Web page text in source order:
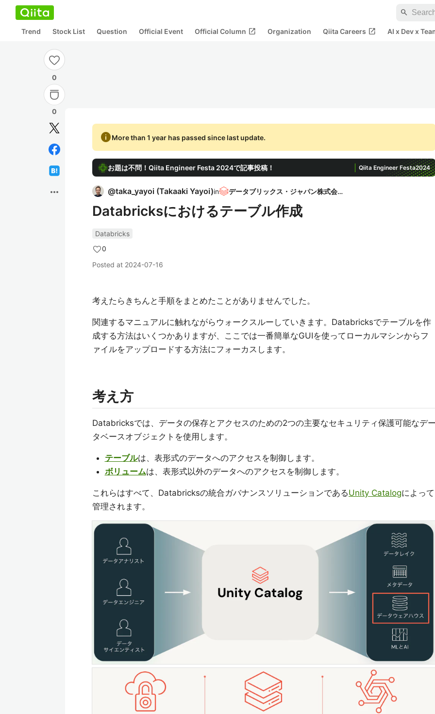
search
Trend Stock List Question Official Event Official Column open_in_new Organization Qiita Careers open_in_new AI x Dev x
0
0
more_horiz
infoMore than 1 year has passed since last update.
お題は不問！Qiita Engineer Festa 2024で記事投稿！ Qiita Engineer Festa2024
@taka_yayoi (Takaaki Yayoi)in データブリックス・ジャパン株式会社
Databricksにおけるテーブル作成
Databricks
0
Posted at 2024-07-16
考えたらきちんと手順をまとめたことがありませんでした。
関連するマニュアルに触れながらウォークスルーしていきます。Databricksでテーブルを作
成する方法はいくつかありますが、ここでは一番簡単なGUIを使ってローカルマシンからフ
ァイルをアップロードする方法にフォーカスします。
考え方
Databricksでは、データの保存とアクセスのための2つの主要なセキュリティ保護可能なデ
タベースオブジェクトを使用します。
テーブルは、表形式のデータへのアクセスを制御します。
ボリュームは、表形式以外のデータへのアクセスを制御します。
これらはすべて、Databricksの統合ガバナンスソリューションであるUnity Catalogによって
管理されます。